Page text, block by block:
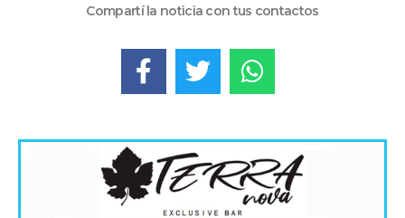
Compartí la noticia con tus contactos